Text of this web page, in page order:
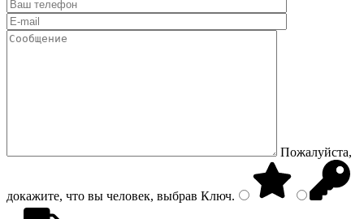
Пожалуйста,
докажите, что вы человек, выбрав Ключ.